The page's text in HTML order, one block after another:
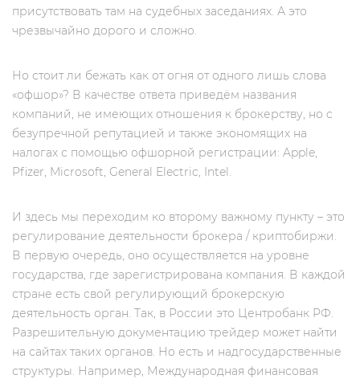
присутствовать там на судебных заседаниях. А это
чрезвычайно дорого и сложно.
Но стоит ли бежать как от огня от одного лишь слова
«офшор»? В качестве ответа приведём названия
компаний, не имеющих отношения к брокерству, но c
безупречной репутацией и также экономящих на
налогах с помощью офшорной регистрации: Apple,
Pfizer, Microsoft, General Electric, Intel.
И здесь мы переходим ко второму важному пункту – это
регулирование деятельности брокера / криптобиржи.
В первую очередь, оно осуществляется на уровне
государства, где зарегистрирована компания. В каждой
стране есть свой регулирующий брокерскую
деятельность орган. Так, в России это Центробанк РФ.
Разрешительную документацию трейдер может найти
на сайтах таких органов. Но есть и надгосударственные
структуры. Например, Международная финансовая